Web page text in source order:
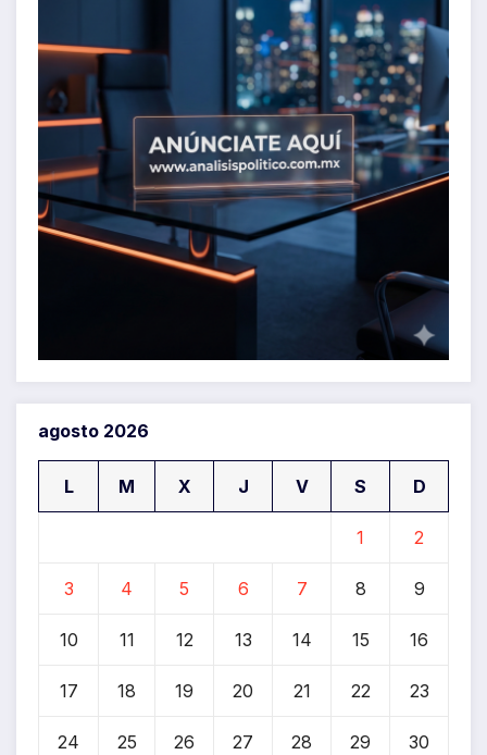
agosto 2026
L M X J V S D
1 2
3 4 5 6 7 8 9
10 11 12 13 14 15 16
17 18 19 20 21 22 23
24 25 26 27 28 29 30